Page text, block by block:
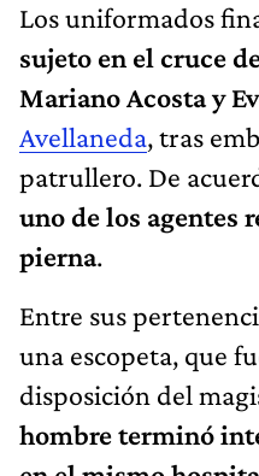
Los uniformados
sujeto en el cruce
Mariano Acosta y
Avellaneda, tras
patrullero. De
uno de los agentes
pierna.
Entre sus
una escopeta, que
disposición del
hombre terminó